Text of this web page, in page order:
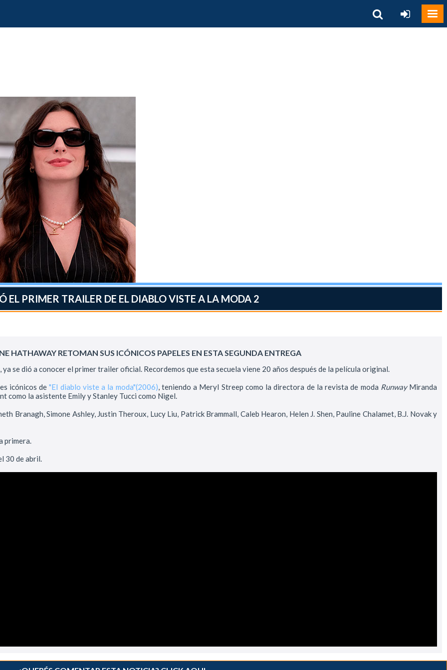
EL PRIMER TRAILER DE EL DIABLO VISTE A LA MODA 2
HATHAWAY RETOMAN SUS ICÓNICOS PAPELES EN ESTA SEGUNDA ENTREGA
ya se dió a conocer el primer trailer oficial. Recordemos que esta secuela viene 20 años después de la película original.
icónicos de"El diablo viste a la moda"(2006) , teniendo a Meryl Streep como la directora de la revista de moda RunwayMiranda
como la asistente Emily y Stanley Tucci como Nigel.
Branagh, Simone Ashley, Justin Theroux, Lucy Liu, Patrick Brammall, Caleb Hearon, Helen J. Shen, Pauline Chalamet, B.J. Novak y
primera.
30 de abril.